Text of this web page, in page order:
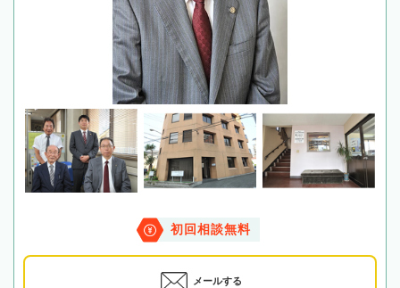
初回相談無料
メールする